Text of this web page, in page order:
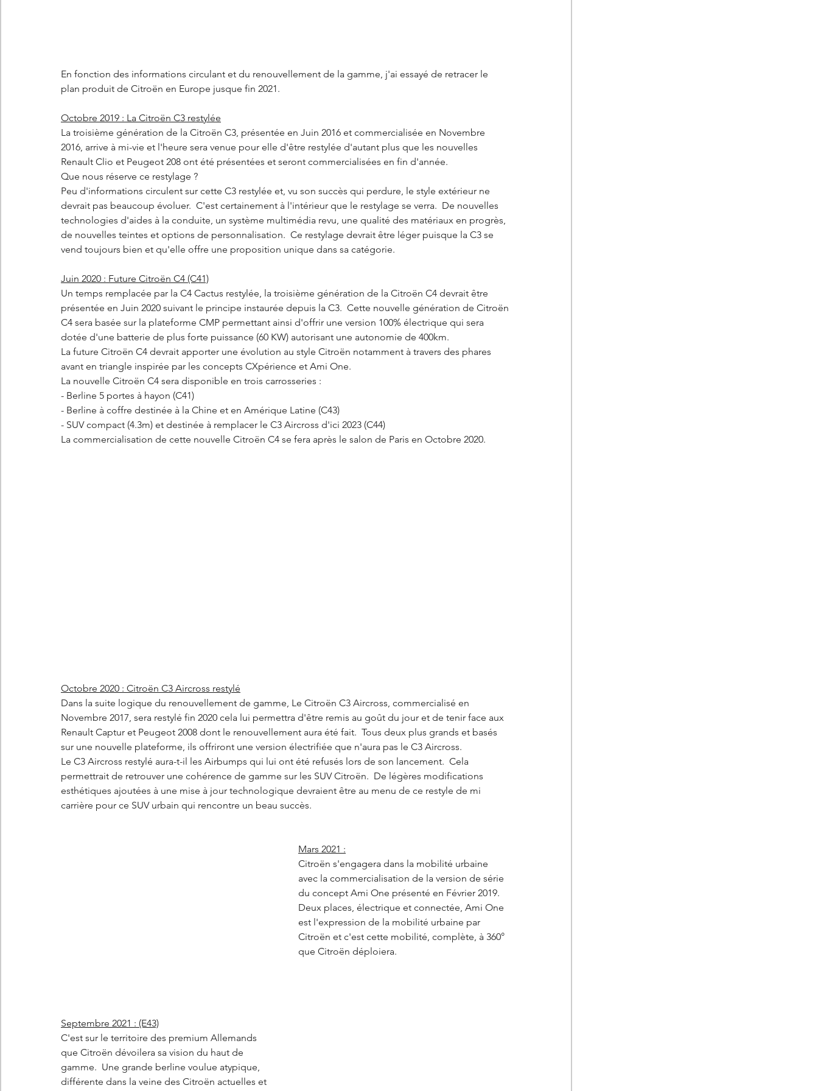
DS7 Crossback DS N°8 Marché automobile Europe Autres régions
France Citroën Jumper Citroën Jumpy
En fonction des informations circulant et du renouvellement de la gamme, j'ai essayé de retracer le
plan produit de Citroën en Europe jusque fin 2021.
Octobre 2019 : La Citroën C3 restylée
La troisième génération de la Citroën C3, présentée en Juin 2016 et commercialisée en Novembre
2016, arrive à mi-vie et l'heure sera venue pour elle d'être restylée d'autant plus que les nouvelles
Renault Clio et Peugeot 208 ont été présentées et seront commercialisées en fin d'année.
Que nous réserve ce restylage ?
Peu d'informations circulent sur cette C3 restylée et, vu son succès qui perdure, le style extérieur ne
devrait pas beaucoup évoluer.  C'est certainement à l'intérieur que le restylage se verra.  De nouvelles
technologies d'aides à la conduite, un système multimédia revu, une qualité des matériaux en progrès,
de nouvelles teintes et options de personnalisation.  Ce restylage devrait être léger puisque la C3 se
vend toujours bien et qu'elle offre une proposition unique dans sa catégorie.
Juin 2020 : Future Citroën C4 (C41)
Un temps remplacée par la C4 Cactus restylée, la troisième génération de la Citroën C4 devrait être
présentée en Juin 2020 suivant le principe instaurée depuis la C3.  Cette nouvelle génération de Citroën
C4 sera basée sur la plateforme CMP permettant ainsi d'offrir une version 100% électrique qui sera
dotée d'une batterie de plus forte puissance (60 KW) autorisant une autonomie de 400km.
La future Citroën C4 devrait apporter une évolution au style Citroën notamment à travers des phares
avant en triangle inspirée par les concepts CXpérience et Ami One.
La nouvelle Citroën C4 sera disponible en trois carrosseries :
- Berline 5 portes à hayon (C41)
- Berline à coffre destinée à la Chine et en Amérique Latine (C43)
- SUV compact (4.3m) et destinée à remplacer le C3 Aircross d'ici 2023 (C44)
La commercialisation de cette nouvelle Citroën C4 se fera après le salon de Paris en Octobre 2020.
Octobre 2020 : Citroën C3 Aircross restylé
Dans la suite logique du renouvellement de gamme, Le Citroën C3 Aircross, commercialisé en
Novembre 2017, sera restylé fin 2020 cela lui permettra d'être remis au goût du jour et de tenir face aux
Renault Captur et Peugeot 2008 dont le renouvellement aura été fait.  Tous deux plus grands et basés
sur une nouvelle plateforme, ils offriront une version électrifiée que n'aura pas le C3 Aircross.
Le C3 Aircross restylé aura-t-il les Airbumps qui lui ont été refusés lors de son lancement.  Cela
permettrait de retrouver une cohérence de gamme sur les SUV Citroën.  De légères modifications
esthétiques ajoutées à une mise à jour technologique devraient être au menu de ce restyle de mi
carrière pour ce SUV urbain qui rencontre un beau succès.
Mars 2021 :
Citroën s'engagera dans la mobilité urbaine
avec la commercialisation de la version de série
du concept Ami One présenté en Février 2019.
Deux places, électrique et connectée, Ami One
est l'expression de la mobilité urbaine par
Citroën et c'est cette mobilité, complète, à 360°
que Citroën déploiera.
Septembre 2021 : (E43)
C'est sur le territoire des premium Allemands
que Citroën dévoilera sa vision du haut de
gamme.  Une grande berline voulue atypique,
différente dans la veine des Citroën actuelles et